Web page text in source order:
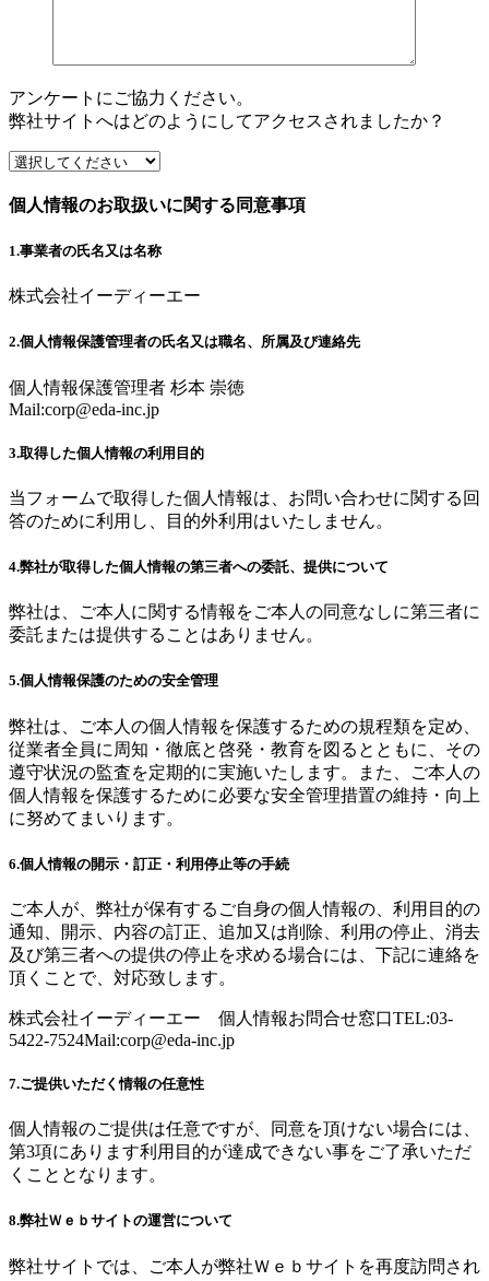
アンケートにご協力ください。
弊社サイトへはどのようにしてアクセスされましたか？
個人情報のお取扱いに関する同意事項
1.事業者の氏名又は名称
株式会社イーディーエー
2.個人情報保護管理者の氏名又は職名、所属及び連絡先
個人情報保護管理者 杉本 崇徳
Mail:corp@eda-inc.jp
3.取得した個人情報の利用目的
当フォームで取得した個人情報は、お問い合わせに関する回
答のために利用し、目的外利用はいたしません。
4.弊社が取得した個人情報の第三者への委託、提供について
弊社は、ご本人に関する情報をご本人の同意なしに第三者に
委託または提供することはありません。
5.個人情報保護のための安全管理
弊社は、ご本人の個人情報を保護するための規程類を定め、
従業者全員に周知・徹底と啓発・教育を図るとともに、その
遵守状況の監査を定期的に実施いたします。また、ご本人の
個人情報を保護するために必要な安全管理措置の維持・向上
に努めてまいります。
6.個人情報の開示・訂正・利用停止等の手続
ご本人が、弊社が保有するご自身の個人情報の、利用目的の
通知、開示、内容の訂正、追加又は削除、利用の停止、消去
及び第三者への提供の停止を求める場合には、下記に連絡を
頂くことで、対応致します。
株式会社イーディーエー 個人情報お問合せ窓口TEL:03-
5422-7524Mail:corp@eda-inc.jp
7.ご提供いただく情報の任意性
個人情報のご提供は任意ですが、同意を頂けない場合には、
第3項にあります利用目的が達成できない事をご了承いただ
くこととなります。
8.弊社Ｗｅｂサイトの運営について
弊社サイトでは、ご本人が弊社Ｗｅｂサイトを再度訪問され